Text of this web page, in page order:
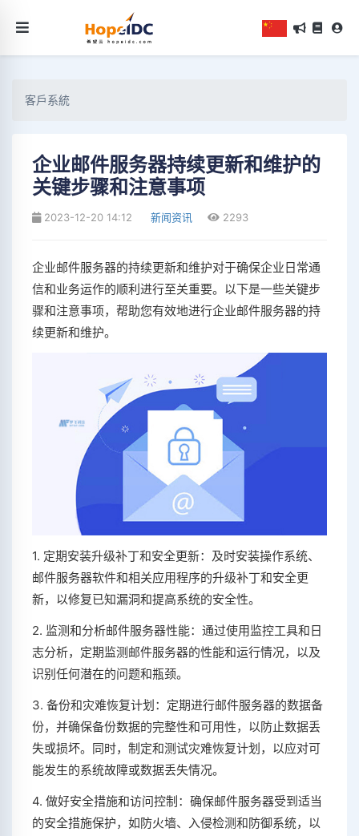
客戶系統
企业邮件服务器持续更新和维护的
关键步骤和注意事项
2023-12-20 14:12 新闻资讯 2293
企业邮件服务器的持续更新和维护对于确保企业日常通
信和业务运作的顺利进行至关重要。以下是一些关键步
骤和注意事项，帮助您有效地进行企业邮件服务器的持
续更新和维护。
1. 定期安装升级补丁和安全更新：及时安装操作系统、
邮件服务器软件和相关应用程序的升级补丁和安全更
新，以修复已知漏洞和提高系统的安全性。
2. 监测和分析邮件服务器性能：通过使用监控工具和日
志分析，定期监测邮件服务器的性能和运行情况，以及
识别任何潜在的问题和瓶颈。
3. 备份和灾难恢复计划：定期进行邮件服务器的数据备
份，并确保备份数据的完整性和可用性，以防止数据丢
失或损坏。同时，制定和测试灾难恢复计划，以应对可
能发生的系统故障或数据丢失情况。
4. 做好安全措施和访问控制：确保邮件服务器受到适当
的安全措施保护，如防火墙、入侵检测和防御系统，以